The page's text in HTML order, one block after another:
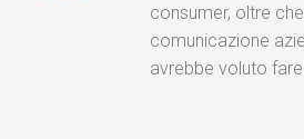
consumer, oltre
comunicazione
avrebbe voluto fare